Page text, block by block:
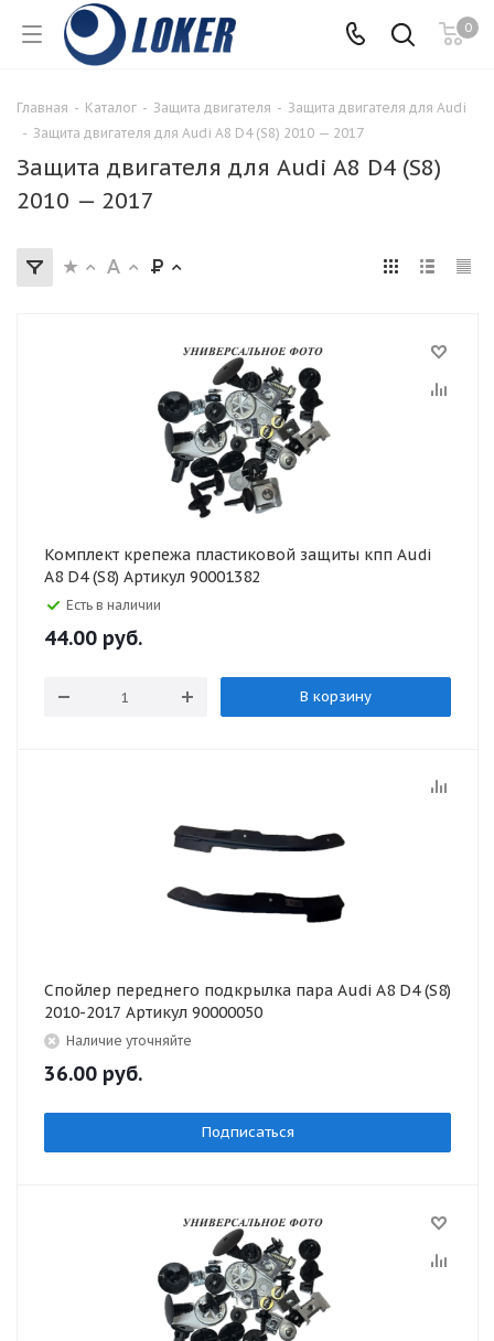
0
Главная - Каталог - Защита двигателя - Защита двигателя для Audi
- Защита двигателя для Audi A8 D4 (S8) 2010 — 2017
Защита двигателя для Audi A8 D4 (S8)
2010 — 2017
Комплект крепежа пластиковой защиты кпп Audi
A8 D4 (S8) Артикул 90001382
Есть в наличии
44.00 руб.
В корзину
Спойлер переднего подкрылка пара Audi A8 D4 (S8)
2010-2017 Артикул 90000050
Наличие уточняйте
36.00 руб.
Подписаться